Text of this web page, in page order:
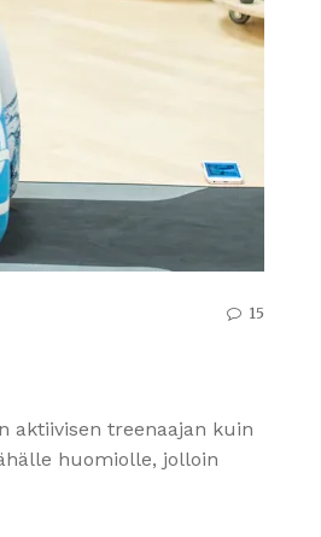
15
aktiivisen treenaajan kuin
huomiolle, jolloin